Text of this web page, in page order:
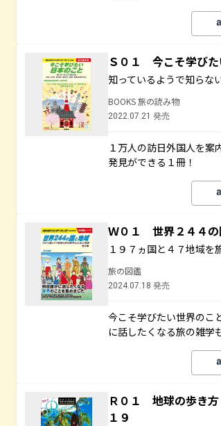
Ｓ０１ 今こそ学びた
知っているようで知ら
BOOKS 旅の読み物
2022.07.21 発売
１万人の訪日外国人を
発見ができる１冊！
Ｗ０１ 世界２４４
１９７ヵ国と４７地域を
旅の図鑑
2024.07.18 発売
今こそ学びたい世界のこ
に話したくなる旅の雑学
Ｒ０１ 地球の歩き
１９